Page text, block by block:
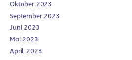
Oktober 2023
September 2023
Juni 2023
Mai 2023
April 2023